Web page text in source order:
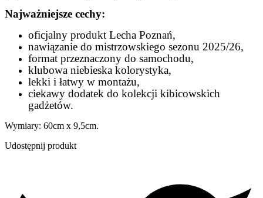
Najważniejsze cechy:
oficjalny produkt Lecha Poznań,
nawiązanie do mistrzowskiego sezonu 2025/26,
format przeznaczony do samochodu,
klubowa niebieska kolorystyka,
lekki i łatwy w montażu,
ciekawy dodatek do kolekcji kibicowskich
gadżetów.
Wymiary: 60cm x 9,5cm.
Udostępnij produkt